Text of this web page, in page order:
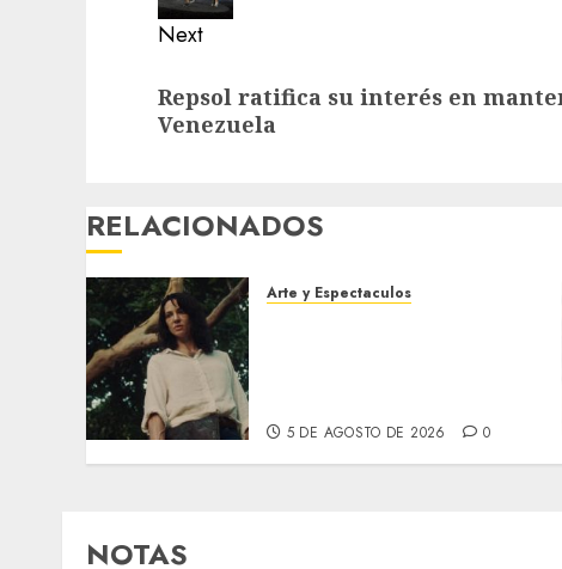
Next
post:
Repsol ratifica su interés en
Venezuela
RELACIONADOS
Arte y Espectaculos
5 DE AGOSTO DE 2026 0
NOTAS